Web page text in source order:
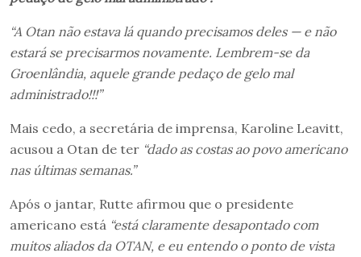
“A Otan não estava lá quando precisamos deles — e não
estará se precisarmos novamente. Lembrem-se da
Groenlândia, aquele grande pedaço de gelo mal
administrado!!!”
Mais cedo, a secretária de imprensa, Karoline Leavitt,
acusou a Otan de ter “dado as costas ao povo americano
nas últimas semanas.”
Após o jantar, Rutte afirmou que o presidente
americano está “está claramente desapontado com
muitos aliados da OTAN, e eu entendo o ponto de vista